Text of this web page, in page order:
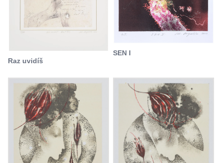
Raz uvidíš
SEN I